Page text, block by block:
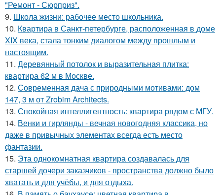
"Ремонт - Сюрприз".
9. Школа жизни: рабочее место школьника.
10. Квартира в Санкт-петербурге, расположенная в доме
XIX века, стала тонким диалогом между прошлым и
настоящим.
11. Деревянный потолок и выразительная плитка:
квартира 62 м в Москве.
12. Современная дача с природными мотивами: дом
147, 3 м от Zrobim Architects.
13. Спокойная интеллигентность: квартира рядом с МГУ.
14. Венки и гирлянды - вечная новогодняя классика, но
даже в привычных элементах всегда есть место
фантазии.
15. Эта однокомнатная квартира создавалась для
старшей дочери заказчиков - пространства должно было
хватать и для учёбы, и для отдыха.